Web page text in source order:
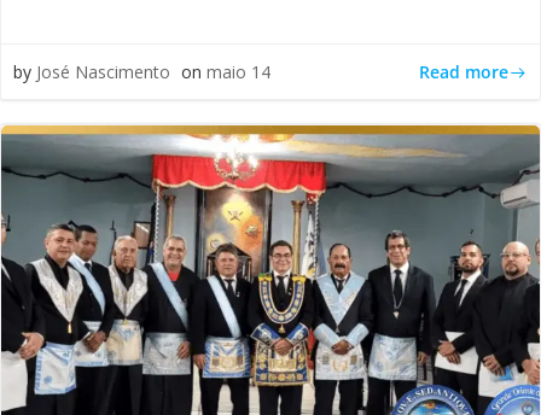
by José Nascimento on maio 14 Read more